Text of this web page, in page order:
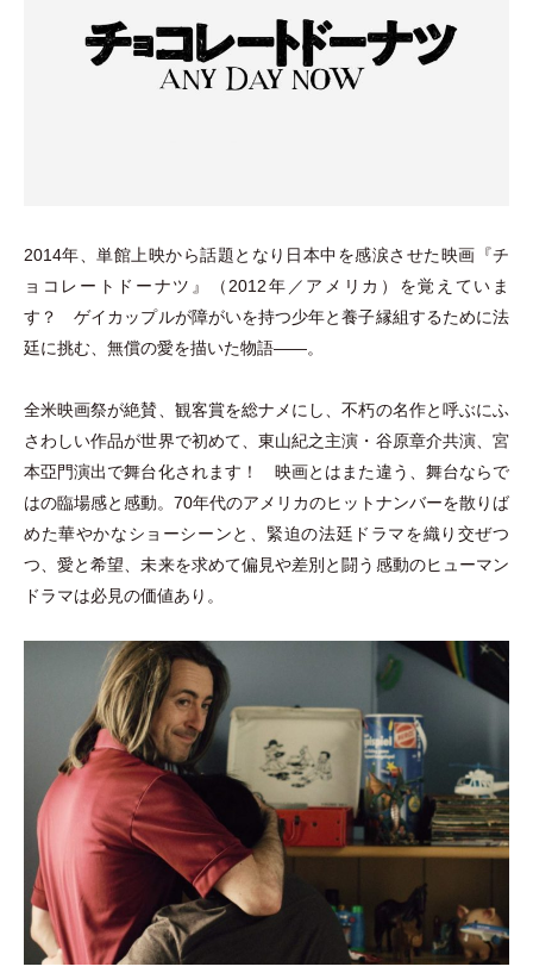
2014年、単館上映から話題となり日本中を感涙させた映画『チ
ョコレートドーナツ』
（ 2012年／アメリカ ） を覚えていま
す？ ゲイカップルが障がいを持つ少年と養子縁組するために法
廷に挑む、無償の愛を描いた物語――。
全米映画祭が絶賛、観客賞を総ナメにし、不朽の名作と呼ぶにふ
さわしい作品が世界で初めて、東山紀之主演 ・ 谷原章介共演、宮
本亞門演出で舞台化されます！ 映画とはまた違う、舞台ならで
はの臨場感と感動。70年代のアメリカのヒットナンバーを散りば
めた華やかなショーシーンと、緊迫の法廷ドラマを織り交ぜつ
つ、愛と希望、未来を求めて偏見や差別と闘う感動のヒューマン
ドラマは必見の価値あり。